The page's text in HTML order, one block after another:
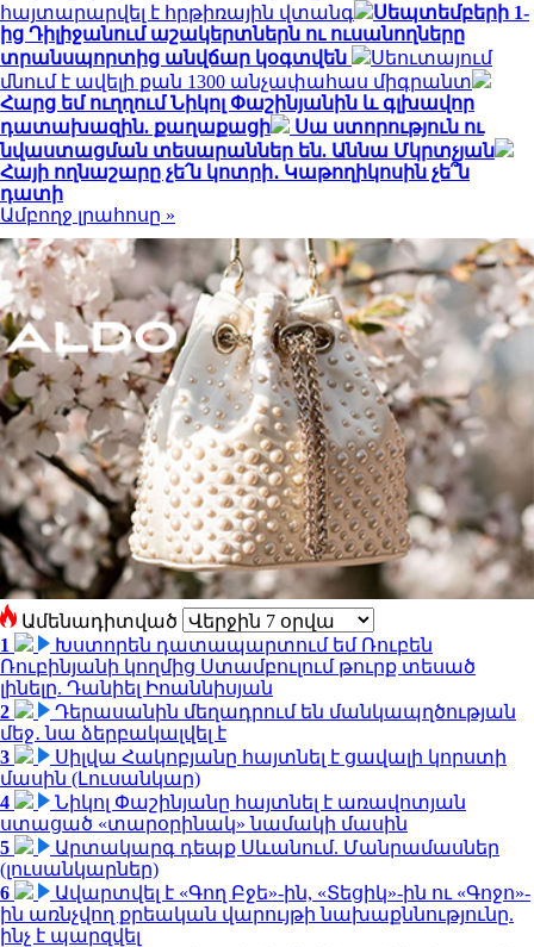
հայտարարվել է հրթիռային վտանգ
Սեպտեմբերի 1-
ից Դիլիջանում աշակերտներն ու ուսանողները
տրանսպորտից անվճար կօգտվեն
Սեուտայում
մնում է ավելի քան 1300 անչափահաս միգրանտ
Հարց եմ ուղղում Նիկոլ Փաշինյանին և գլխավոր
դատախազին. քաղաքացի
Սա ստորություն ու
նվաստացման տեսարաններ են. Աննա Մկրտչյան
Հայի ողնաշարը չե՛ն կոտրի․ Կաթողիկոսին չե՞ն
դատի
Ամբողջ լրահոսը »
Ամենադիտված
1
Խստորեն դատապարտում եմ Ռուբեն
Ռուբինյանի կողմից Ստամբուլում թուրք տեսած
լինելը. Դանիել Իոաննիսյան
2
Դերասանին մեղադրում են մանկապղծության
մեջ․ նա ձերբակալվել է
3
Սիլվա Հակոբյանը հայտնել է ցավալի կորստի
մասին (Լուսանկար)
4
Նիկոլ Փաշինյանը հայտնել է առավոտյան
ստացած «տարօրինակ» նամակի մասին
5
Արտակարգ դեպք Սևանում. Մանրամասներ
(լուսանկարներ)
6
Ավարտվել է «Գող Բջե»-ին, «Տեցիկ»-ին ու «Գոջո»-
ին առնչվող քրեական վարույթի նախաքննությունը.
ինչ է պարզվել